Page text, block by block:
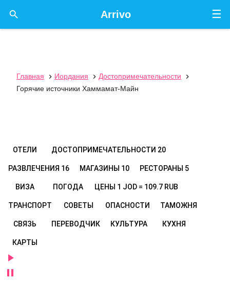
☰
Arrivo

Главная  Иордания  Достопримечательности

Горячие источники Хаммамат-Майн
ОТЕЛИ ДОСТОПРИМЕЧАТЕЛЬНОСТИ 20
РАЗВЛЕЧЕНИЯ 16 МАГАЗИНЫ 10 РЕСТОРАНЫ 5
ВИЗА ПОГОДА ЦЕНЫ 1 JOD = 109.7 RUB
ТРАНСПОРТ СОВЕТЫ ОПАСНОСТИ ТАМОЖНЯ
СВЯЗЬ ПЕРЕВОДЧИК КУЛЬТУРА КУХНЯ
КАРТЫ

